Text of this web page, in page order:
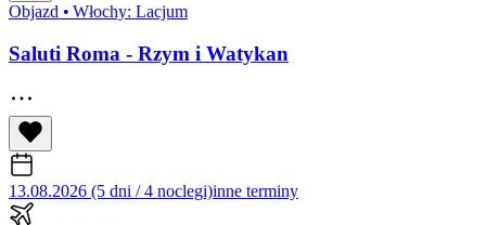
Objazd • Włochy: Lacjum
Saluti Roma - Rzym i Watykan
13.08.2026 (5 dni / 4 noclegi)inne terminy